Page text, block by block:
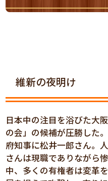
維新の夜明け
日本中の注目を浴びた大
の会」の候補が圧勝した
府知事に松井一郎さん。
さんは現職でありながら
中、多くの有権者は変革